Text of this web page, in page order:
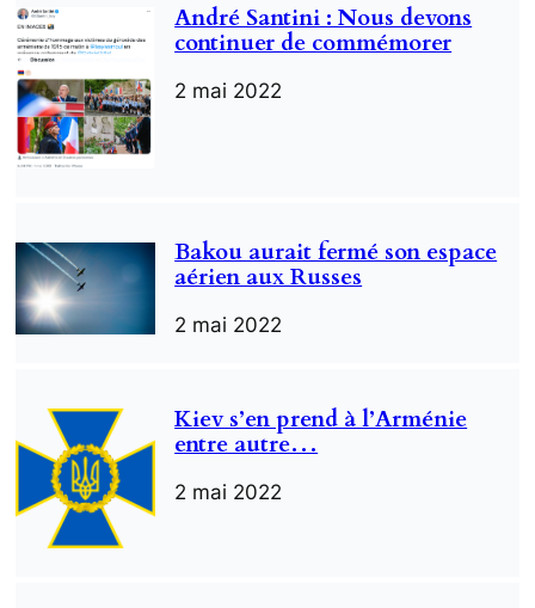
André Santini : Nous devons
continuer de commémorer
2 mai 2022
Bakou aurait fermé son espace
aérien aux Russes
2 mai 2022
Kiev s’en prend à l’Arménie
entre autre…
2 mai 2022